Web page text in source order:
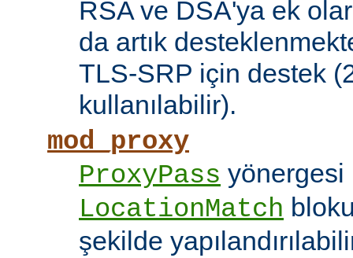
RSA ve DSA'ya ek
da artık
TLS-SRP için destek
kullanılabilir).
mod_proxy
ProxyPass
LocationMatch
şekilde